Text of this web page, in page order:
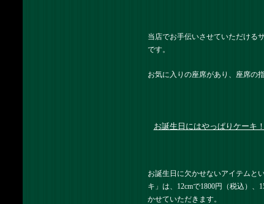
当店でお手伝いさせていただける
です。
お気に入りの座席があり、座席の
お誕生日にはやっぱりケーキ！
お誕生日に欠かせないアイテムと
キ」は、12cmで1800円（税込）
かせていただきます。